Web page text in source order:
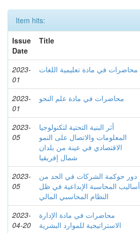
Item hits:
Issue
Date
Title
2023-
01
محاضرات في مادة تعليمية اللغات
2023-
01
محاضرات في مادة علم النحو
2023-
05
أثر البنية التحتية لتكنولوجيا
المعلومات والاتصال على النمو
الاقتصادي في عينة من بلدان
شمال إفريقيا
2023-
05
دور حوكمة الشركات في الحد من
أساليب المحاسبة الإبداعية في ظل
النظام المحاسبي المالي
2023-
04-20
محاضرات في مادة الإدارة
الاستراتیجیة للموارد البشریة